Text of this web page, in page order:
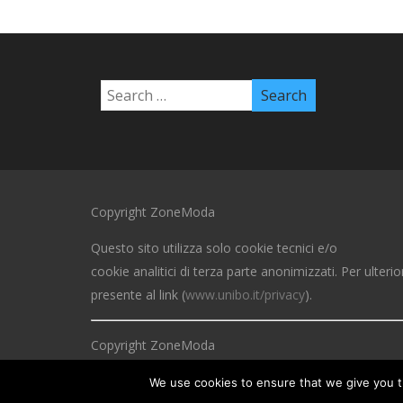
Copyright ZoneModa
Questo sito utilizza solo cookie tecnici e/o
cookie analitici di terza parte anonimizzati. Per
presente al link (www.unibo.it/privacy).
Copyright ZoneModa
analytical cookies. For more information, click on
We use cookies to ensure that we give